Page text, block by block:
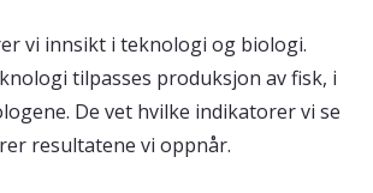
vi innsikt i teknologi og biologi.
tilpasses produksjon av fisk, i
De vet hvilke indikatorer vi se
resultatene vi oppnår.